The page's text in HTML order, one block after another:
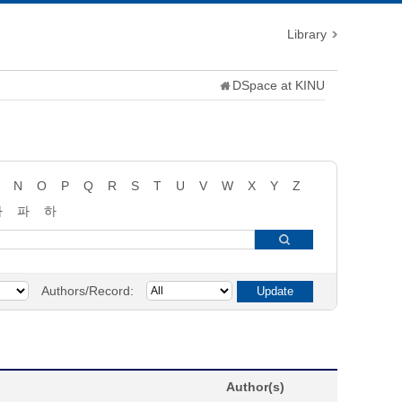
Library
DSpace at KINU
N O P Q R S T U V W X Y
Z
파
하
Authors/Record:
Author(s)